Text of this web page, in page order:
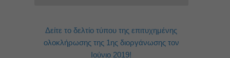
Δείτε το δελτίο τύπου της επιτυχημένης
ολοκλήρωσης της 1ης διοργάνωσης τον
Ιούνιο 2019!